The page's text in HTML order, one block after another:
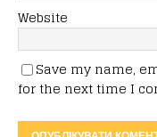
Website
Save my name,
for the next time I